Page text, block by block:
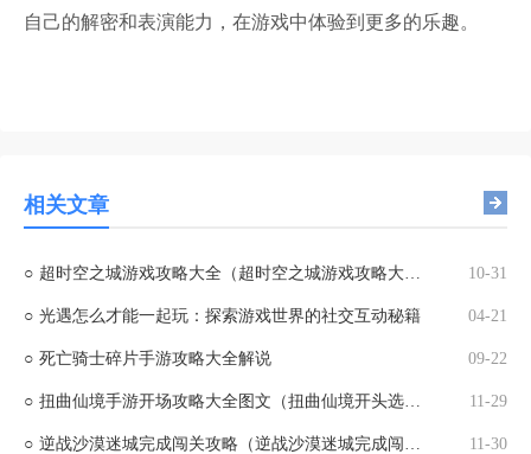
自己的解密和表演能力，在游戏中体验到更多的乐趣。
相关文章
○ 超时空之城游戏攻略大全（超时空之城游戏攻略大全图解） 10-31
○ 光遇怎么才能一起玩：探索游戏世界的社交互动秘籍 04-21
○ 死亡骑士碎片手游攻略大全解说 09-22
○ 扭曲仙境手游开场攻略大全图文（扭曲仙境开头选择） 11-29
○ 逆战沙漠迷城完成闯关攻略（逆战沙漠迷城完成闯关攻略视频） 11-30